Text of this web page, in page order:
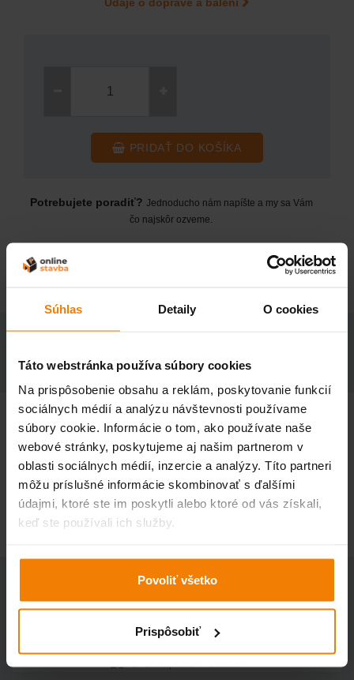
Súhlas Detaily O cookies
Táto webstránka používa súbory cookies
Na prispôsobenie obsahu a reklám, poskytovanie funkcií
sociálnych médií a analýzu návštevnosti používame
súbory cookie. Informácie o tom, ako používate naše
webové stránky, poskytujeme aj našim partnerom v
oblasti sociálnych médií, inzercie a analýzy. Títo partneri
môžu príslušné informácie skombinovať s ďalšími
údajmi, ktoré ste im poskytli alebo ktoré od vás získali,
keď ste používali ich služby.
Povoliť všetko
Prispôsobiť
PRIDAŤ DO KOŠÍKA
Potrebujete poradiť? Jednoducho nám napíšte a my sa Vám
čo najskôr ozveme.
Škárovacie vrecko Strend Pro nesmie chýbať v žiadnej
dielni a výbave murárov a remeselníkov. Slúži ako
pomôcka pri špárovaní obkladov, dlažieb a tehál. Vrecko je
vyrobené z materiálu, ktorý zabezpečí, že sa počas
aplikácie neroztrhne a je ľahko umývateľné.
produkty